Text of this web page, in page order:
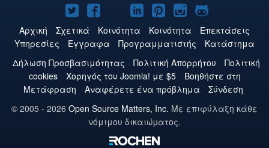
Το
Joomla!
στο
Twitter
Το
Joomla!
στο
Facebook
Joomla!
στο
YouTube
Το
Joomla!
στο
LinkedIn
Το
Joomla!
στο
Pinterest
Το
Joomla!
στο
Instagram
Το
Joomla!
στο
GitHub
Αρχική Σχετικά Κοινότητα Κοινότητα
Επεκτάσεις
Υπηρεσίες
Έγγραφα Προγραμματιστής
Κατάστημα
Δήλωση Προσβασιμότητας
Πολιτική Aπορρήτου
Πολιτική
cookies
Χορηγός του Joomla! με $5
Βοηθήστε στη
Μετάφραση
Αναφέρετε ένα πρόβλημα
Σύνδεση
© 2005 - 2026 Open Source Matters, Inc. Με επιφύλαξη κάθε
νόμιμου δικαιώµατος.